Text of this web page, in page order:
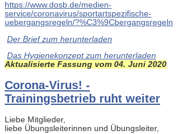
https://www.dosb.de/medien-
service/coronavirus/sportartspezifische-
uebergangsregeln/?%C3%9Cbergangsregeln
Der Brief zum herunterladen
Das Hygienekonzept zum herunterladen
Aktualisierte Fassung vom 04. Juni 2020
Corona-Virus! -
Trainingsbetrieb ruht weiter
Liebe Mitglieder,
liebe Übungsleiterinnen und Übungsleiter,